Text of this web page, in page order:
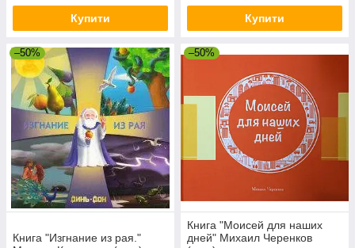
Купити Купити
–50%
Книга "Изгнание из рая."
–50%
Книга "Моисей для наших
дней" Михаил Черенков